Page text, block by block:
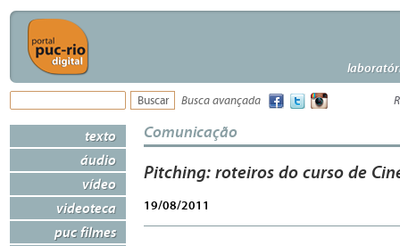
Busca avançada
texto
áudio
vídeo
videoteca
puc filmes
Comunicação
Pitching: roteiros do curso de
19/08/2011